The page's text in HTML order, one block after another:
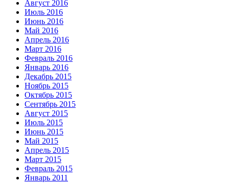
Август 2016
Июль 2016
Июнь 2016
Май 2016
Апрель 2016
Март 2016
Февраль 2016
Январь 2016
Декабрь 2015
Ноябрь 2015
Октябрь 2015
Сентябрь 2015
Август 2015
Июль 2015
Июнь 2015
Май 2015
Апрель 2015
Март 2015
Февраль 2015
Январь 2011